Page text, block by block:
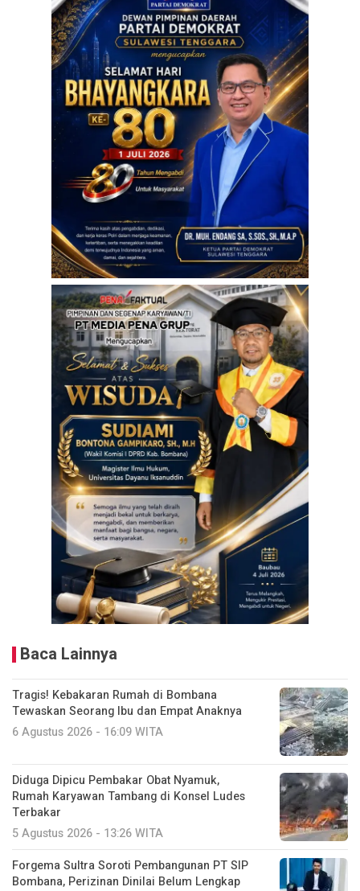
Baca Lainnya
Tragis! Kebakaran Rumah di Bombana
Tewaskan Seorang Ibu dan Empat Anaknya
6 Agustus 2026 - 16:09 WITA
Diduga Dipicu Pembakar Obat Nyamuk,
Rumah Karyawan Tambang di Konsel Ludes
Terbakar
5 Agustus 2026 - 13:26 WITA
Forgema Sultra Soroti Pembangunan PT SIP
Bombana, Perizinan Dinilai Belum Lengkap